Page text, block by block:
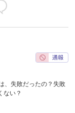
、失敗だったの？失敗
ない？